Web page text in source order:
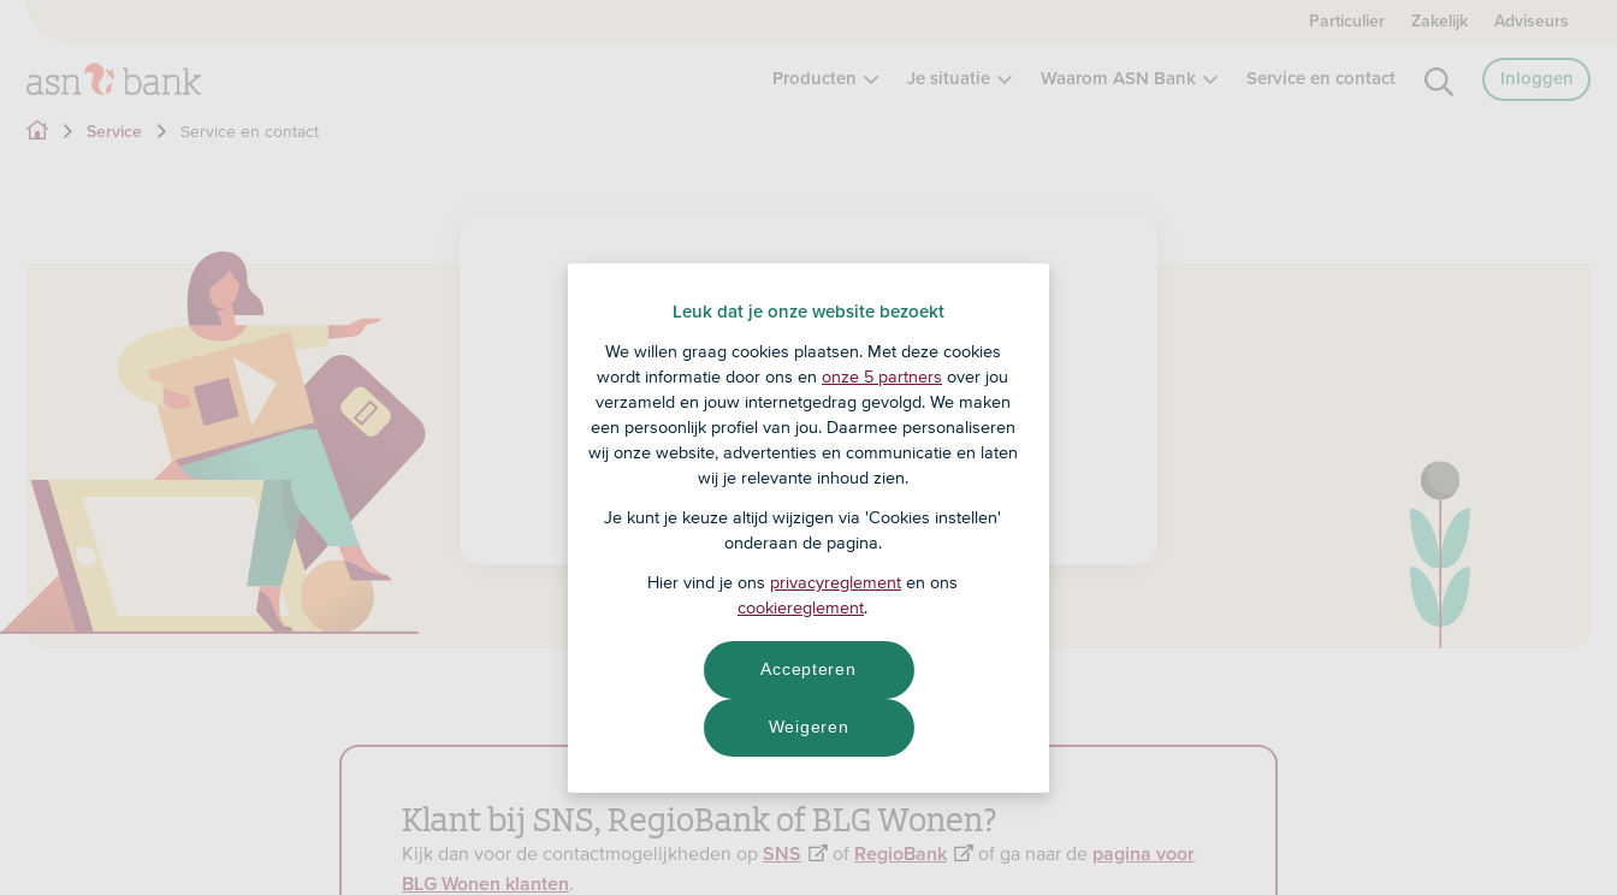
Particulier Zakelijk Adviseurs
Producten Je situatie Waarom ASN Bank Service en contact Inloggen
Service Service en contact
Service en contact
Veel bankzaken regel je zelf via de ASN-app of ASN
Online Bankieren.
Inloggen in ASN Online Bankieren
Klant bij SNS, RegioBank of BLG Wonen?
Kijk dan voor de contactmogelijkheden op SNS of RegioBank of ga naar de pagina voor
BLG Wonen klanten.
Leuk dat je onze website bezoekt
We willen graag cookies plaatsen. Met deze cookies
wordt informatie door ons en onze 5 partners over jou
verzameld en jouw internetgedrag gevolgd. We maken
een persoonlijk profiel van jou. Daarmee personaliseren
wij onze website, advertenties en communicatie en laten
wij je relevante inhoud zien.
Je kunt je keuze altijd wijzigen via 'Cookies instellen'
onderaan de pagina.
Hier vind je ons privacyreglement en ons
cookiereglement.
Weigeren
Accepteren